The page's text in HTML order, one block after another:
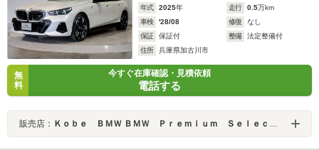
年式
2025年 走行 0.5万km
車検
'28/08 修復
なし
保証
保証付 整備
法定整備付
住所
兵庫県加古川市
無
料
今すぐ在庫確認・見積依頼
電話する
販売店： Ｋｏｂｅ ＢＭＷ ＢＭＷ Ｐｒｅｍｉｕｍ Ｓｅｌｅｃｔｉｏｎ 加古川